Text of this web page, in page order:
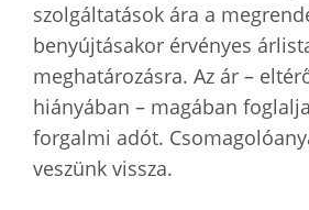
szolgáltatások ára a
benyújtásakor érvényes
meghatározásra. Az ár –
hiányában – magában
forgalmi adót.
veszünk vissza.